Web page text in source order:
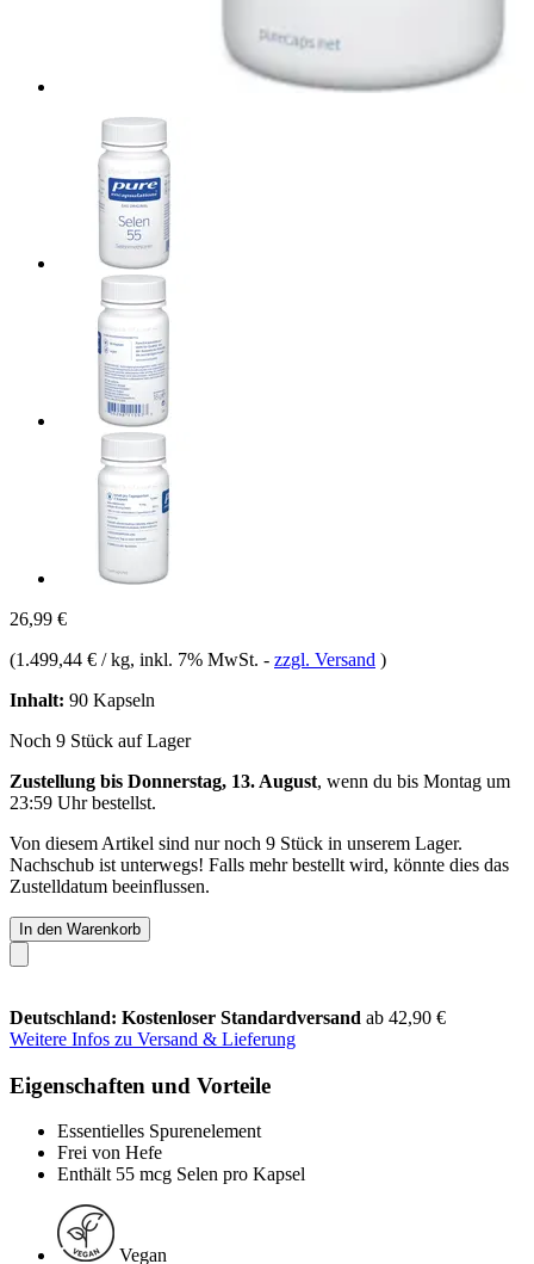
26,99 €
(1.499,44 € / kg, inkl. 7% MwSt. - zzgl. Versand )
Inhalt: 90 Kapseln
Noch 9 Stück auf Lager
Zustellung bis Donnerstag, 13. August, wenn du bis Montag um
23:59 Uhrbestellst.
Von diesem Artikel sind nur noch 9 Stück in unserem Lager.
Nachschub ist unterwegs! Falls mehr bestellt wird, könnte dies das
Zustelldatum beeinflussen.
In den Warenkorb
Deutschland: Kostenloser Standardversand ab 42,90 €
Weitere Infos zu Versand & Lieferung
Eigenschaften und Vorteile
Essentielles Spurenelement
Frei von Hefe
Enthält 55 mcg Selen pro Kapsel
Vegan